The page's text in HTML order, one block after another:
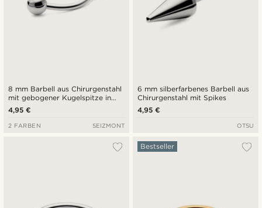
8 mm Barbell aus Chirurgenstahl
mit gebogener Kugelspitze in
Silber
4,95 €
2 FARBEN SEIZMONT
6 mm silberfarbenes Barbell aus
Chirurgenstahl mit Spikes
4,95 €
OTSU
Bestseller